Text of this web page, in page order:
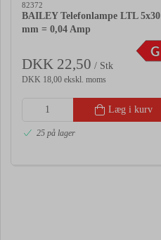
82372
BAILEY Telefonlampe LTL 5x30
mm = 0,04 Amp
DKK 22,50 / Stk
G
DKK 18,00 ekskl. moms
Læg i kurv
25 på lager